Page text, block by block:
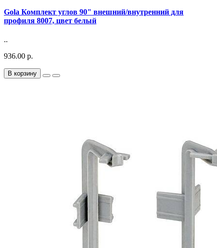
Gola Комплект углов 90" внешний/внутренний для
профиля 8007, цвет белый
..
936.00 р.
В корзину